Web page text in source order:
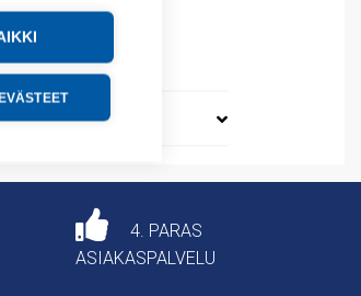
4. PARAS
ASIAKASPALVELU